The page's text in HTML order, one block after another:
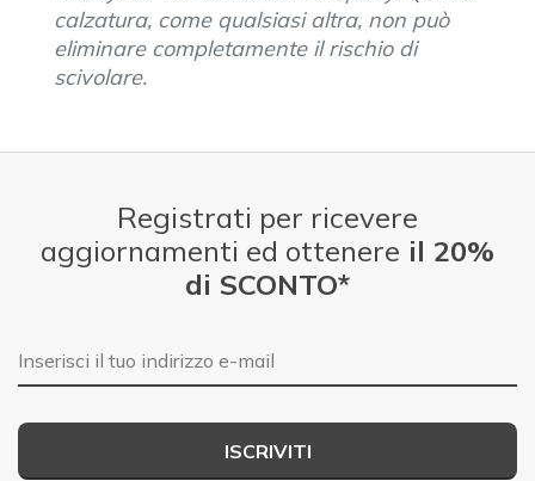
calzatura, come qualsiasi altra, non può
eliminare completamente il rischio di
scivolare.
Registrati per ricevere
aggiornamenti ed ottenere il 20%
di SCONTO*
E-mail
ISCRIVITI